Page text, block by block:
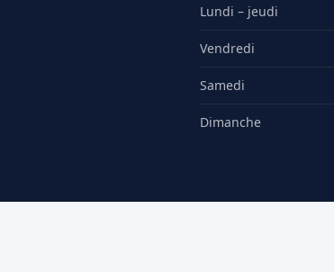
Lundi – jeudi
Vendredi
Samedi
Dimanche